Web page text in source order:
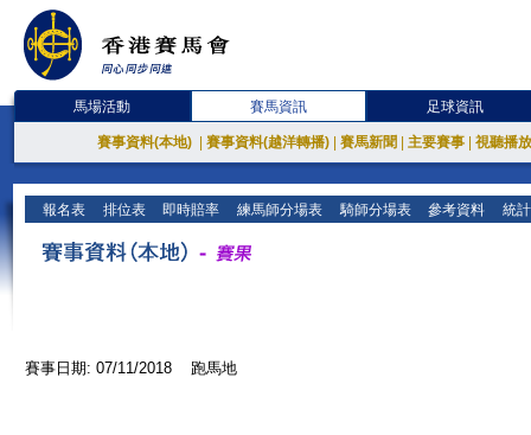
馬場活動 賽馬資訊 足球資訊
賽事資料(本地) 賽事資料(越洋轉播) 賽馬新聞 主要賽事 視聽播
報名表 排位表 即時賠率 練馬師分場表 騎師分場表 參考資料 統
賽事日期: 07/11/2018 跑馬地